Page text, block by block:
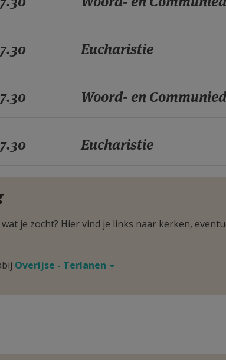
Eucharistie
Woord- en
Eucharistie
je zocht? Hier vind je links naar kerken,
Overijse - Terlanen